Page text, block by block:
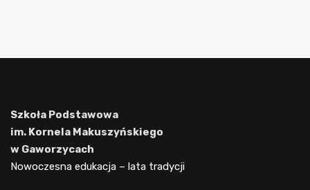
Szkoła Podstawowa
im. Kornela Makuszyńskiego
w Gaworzycach
Nowoczesna edukacja – lata tradycji